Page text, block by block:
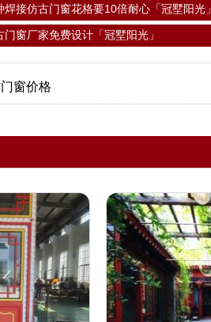
接仿古门窗花格要10倍耐心「冠墅阳光」
窗厂家免费设计「冠墅阳光」
窗价格